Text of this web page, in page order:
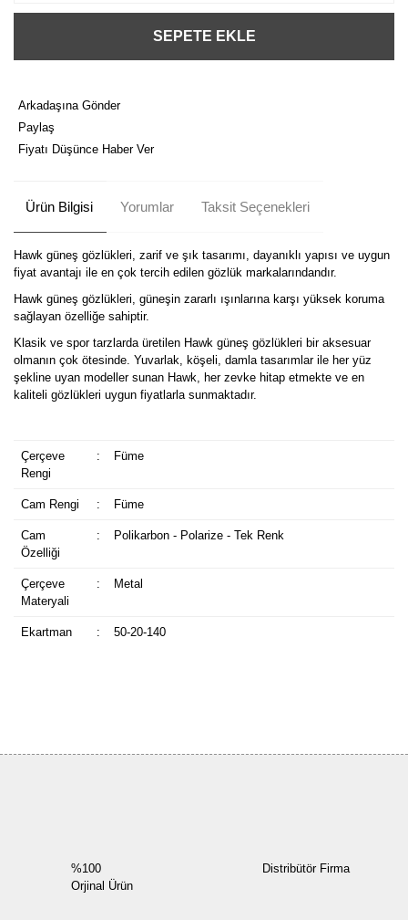
SEPETE EKLE
Arkadaşına Gönder
Paylaş
Fiyatı Düşünce Haber Ver
Ürün Bilgisi Yorumlar Taksit Seçenekleri
Hawk güneş gözlükleri, zarif ve şık tasarımı, dayanıklı yapısı ve uygun
fiyat avantajı ile en çok tercih edilen gözlük markalarındandır.
Hawk güneş gözlükleri, güneşin zararlı ışınlarına karşı yüksek koruma
sağlayan özelliğe sahiptir.
Klasik ve spor tarzlarda üretilen Hawk güneş gözlükleri bir aksesuar
olmanın çok ötesinde. Yuvarlak, köşeli, damla tasarımlar ile her yüz
şekline uyan modeller sunan Hawk, her zevke hitap etmekte ve en
kaliteli gözlükleri uygun fiyatlarla sunmaktadır.
Çerçeve
Rengi
: Füme
Cam Rengi : Füme
Cam
Özelliği
: Polikarbon - Polarize - Tek Renk
Çerçeve
Materyali
: Metal
Ekartman : 50-20-140
%100
Orjinal Ürün
Distribütör Firma